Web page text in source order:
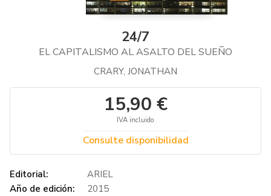
24/7
EL CAPITALISMO AL ASALTO DEL SUEÑO
CRARY, JONATHAN
15,90 €
IVA incluido
Consulte disponibilidad
Editorial:
ARIEL
Año de edición:
2015